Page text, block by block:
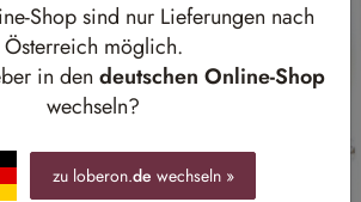
Shop sind nur Lieferungen nach
Österreich möglich.
in den deutschen Online-Shop
wechseln?
zu loberon.de wechseln »